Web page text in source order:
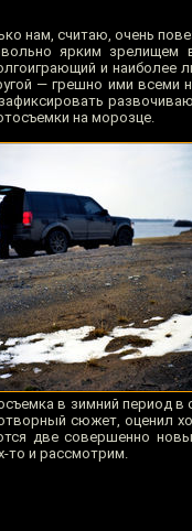
нам, считаю, очень
ярким зрелищем
и
— грешно ими всеми
на морозце.
в зимний период в
сюжет, оценил
две совершенно
то и рассмотрим.